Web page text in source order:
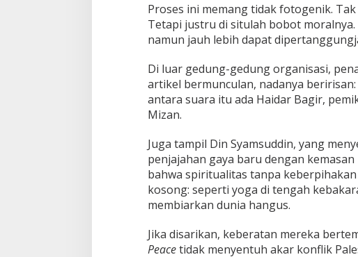
Proses ini memang tidak fotogenik.
Tetapi justru di situlah bobot
namun jauh lebih dapat
Di luar gedung-gedung organisasi,
artikel bermunculan, nadanya
antara suara itu ada Haidar Bagir,
Mizan.
Juga tampil Din Syamsuddin, yang
penjajahan gaya baru dengan
bahwa spiritualitas tanpa
kosong: seperti yoga di tengah
membiarkan dunia hangus.
Jika disarikan, keberatan mereka
Peacetidak menyentuh akar konflik